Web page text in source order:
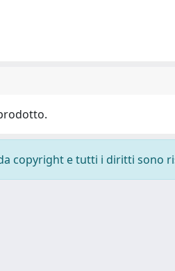
copyright e tutti i diritti sono